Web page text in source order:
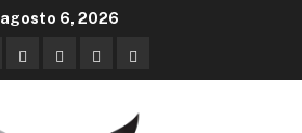
agosto 6, 2026